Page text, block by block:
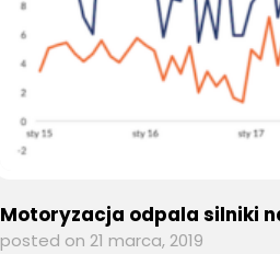
Motoryzacja odpala silniki
posted on 21 marca, 2019